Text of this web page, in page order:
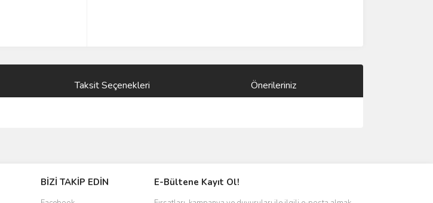
Taksit Seçenekleri Önerileriniz
BİZİ TAKİP EDİN E-Bültene Kayıt Ol!